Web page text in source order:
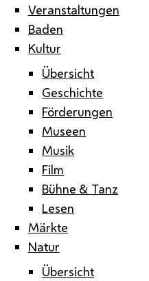
Veranstaltungen
Baden
Kultur
Übersicht
Geschichte
Förderungen
Museen
Musik
Film
Bühne & Tanz
Lesen
Märkte
Natur
Übersicht